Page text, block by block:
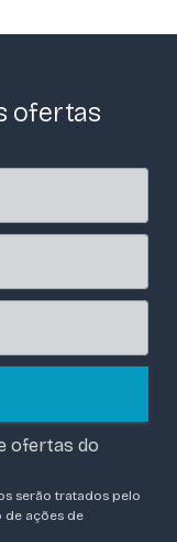
ofertas
ofertas do
serão tratados pelo
de ações de